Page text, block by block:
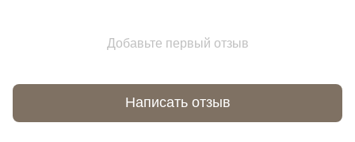
Добавьте первый отзыв
Написать отзыв